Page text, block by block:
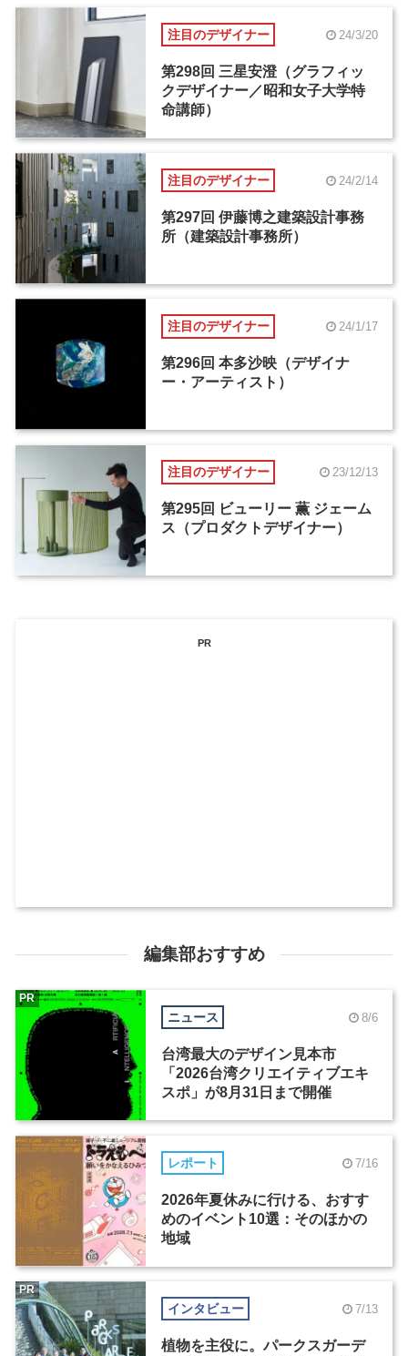
注目のデザイナー 24/3/20
第298回 三星安澄（グラフィッ
クデザイナー／昭和女子大学特
命講師）
注目のデザイナー 24/2/14
第297回 伊藤博之建築設計事務
所（建築設計事務所）
注目のデザイナー 24/1/17
第296回 本多沙映（デザイナ
ー・アーティスト）
注目のデザイナー 23/12/13
第295回 ビューリー 薫 ジェーム
ス（プロダクトデザイナー）
PR
編集部おすすめ
ニュース 8/6
台湾最大のデザイン見本市
「2026台湾クリエイティブエキ
スポ」が8月31日まで開催
PR
レポート 7/16
2026年夏休みに行ける、おすす
めのイベント10選：そのほかの
地域
インタビュー 7/13
植物を主役に。パークスガーデ
PR